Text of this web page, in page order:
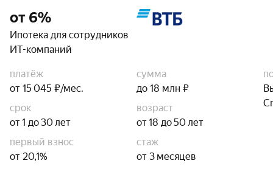
от 6%
Ипотека для сотрудников
ИТ-компаний
платёж
от 15 045 ₽/мес.
сумма
до 18 млн ₽
срок
от 1 до 30 лет
возраст
от 18 до 50 лет
первый взнос
от 20,1%
стаж
от 3 месяцев